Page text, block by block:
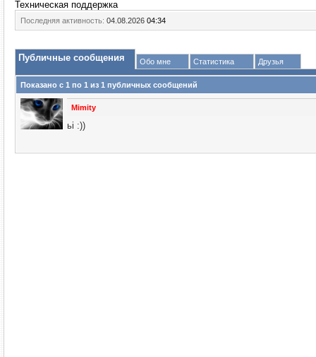
Техническая поддержка
Последняя активность: 04.08.2026 04:34
Публичные сообщения Обо мне Статистика Друзья
Показано с 1 по 1 из 1 публичных сообщений
Mimity
ьi :))